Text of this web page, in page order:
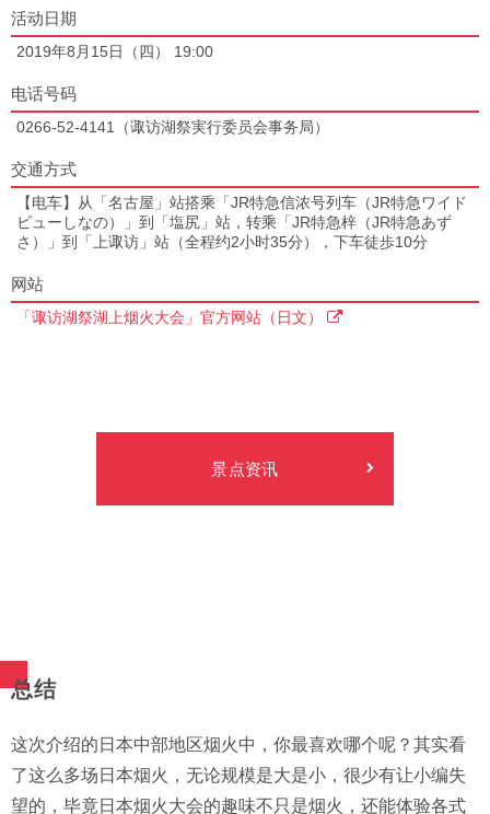
活动日期
2019年8月15日（四） 19:00
电话号码
0266-52-4141（诹访湖祭実行委员会事务局）
交通方式
【电车】从「名古屋」站搭乘「JR特急信浓号列车（JR特急ワイド
ビューしなの）」到「塩尻」站，转乘「JR特急梓（JR特急あず
さ）」到「上诹访」站（全程约2小时35分），下车徒歩10分
网站
「诹访湖祭湖上烟火大会」官方网站（日文）
景点资讯
总结
这次介绍的日本中部地区烟火中，你最喜欢哪个呢？其实看
了这么多场日本烟火，无论规模是大是小，很少有让小编失
望的，毕竟日本烟火大会的趣味不只是烟火，还能体验各式